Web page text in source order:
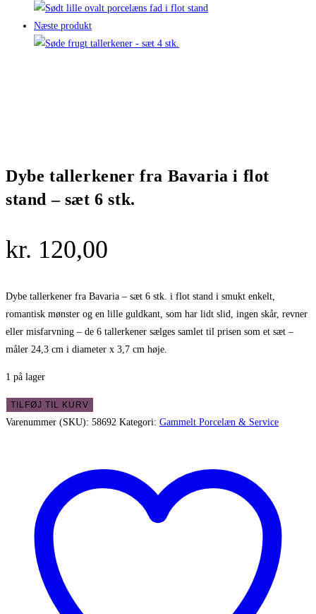
antal
Næste produkt
Dybe tallerkener fra Bavaria i flot
stand – sæt 6 stk.
kr. 120,00
Dybe tallerkener fra Bavaria – sæt 6 stk. i flot stand i smukt enkelt,
romantisk mønster og en lille guldkant, som har lidt slid, ingen skår, revner
eller misfarvning – de 6 tallerkener sælges samlet til prisen som et sæt –
måler 24,3 cm i diameter x 3,7 cm høje.
1 på lager
Dybe
tallerkener
TILFØJ TIL KURV
Varenummer (SKU): 58692 Kategori: Gammelt Porcelæn & Service